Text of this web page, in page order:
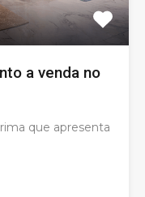
a venda no
que apresenta